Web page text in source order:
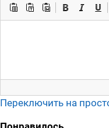
Переключить на